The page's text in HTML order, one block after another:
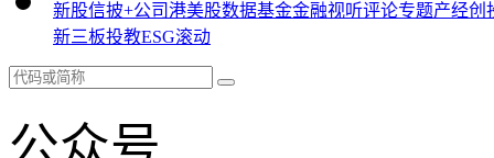
新股信披+公司港美股数据基金金融视听评论专题产经创
新三板投教ESG滚动